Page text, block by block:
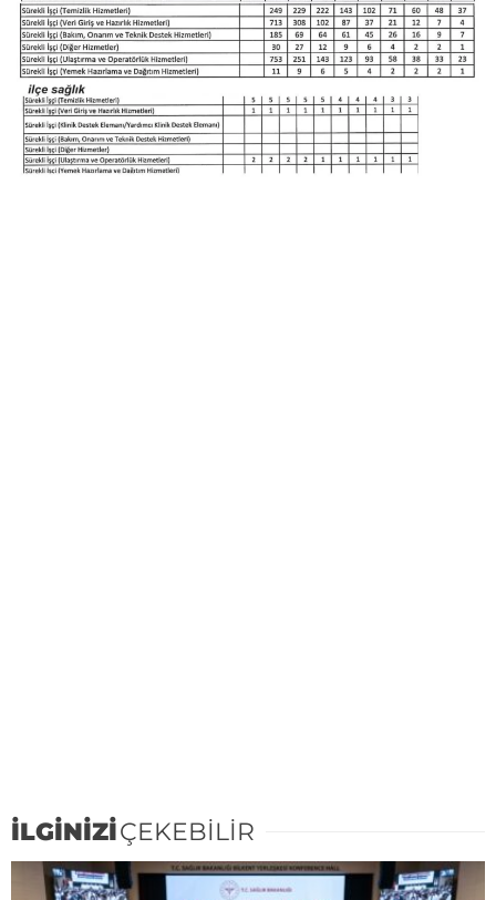
İLGİNİZİÇEKEBİLİR